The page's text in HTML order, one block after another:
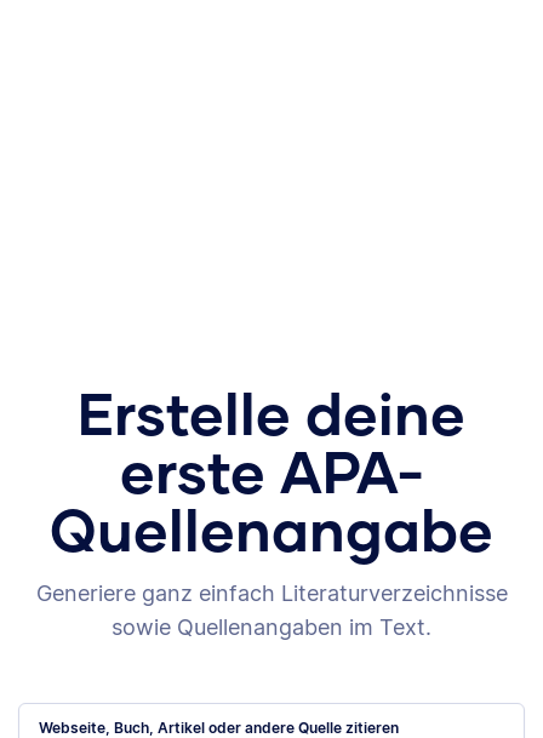
Erstelle deine
erste APA-
Quellenangabe
Generiere ganz einfach Literaturverzeichnisse
sowie Quellenangaben im Text.
Webseite, Buch, Artikel oder andere Quelle zitieren